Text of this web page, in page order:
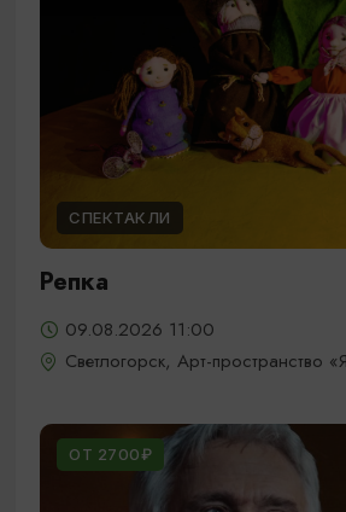
СПЕКТАКЛИ
Репка
09.08.2026 11:00
Светлогорск, Арт-пространство
ОТ 2700₽